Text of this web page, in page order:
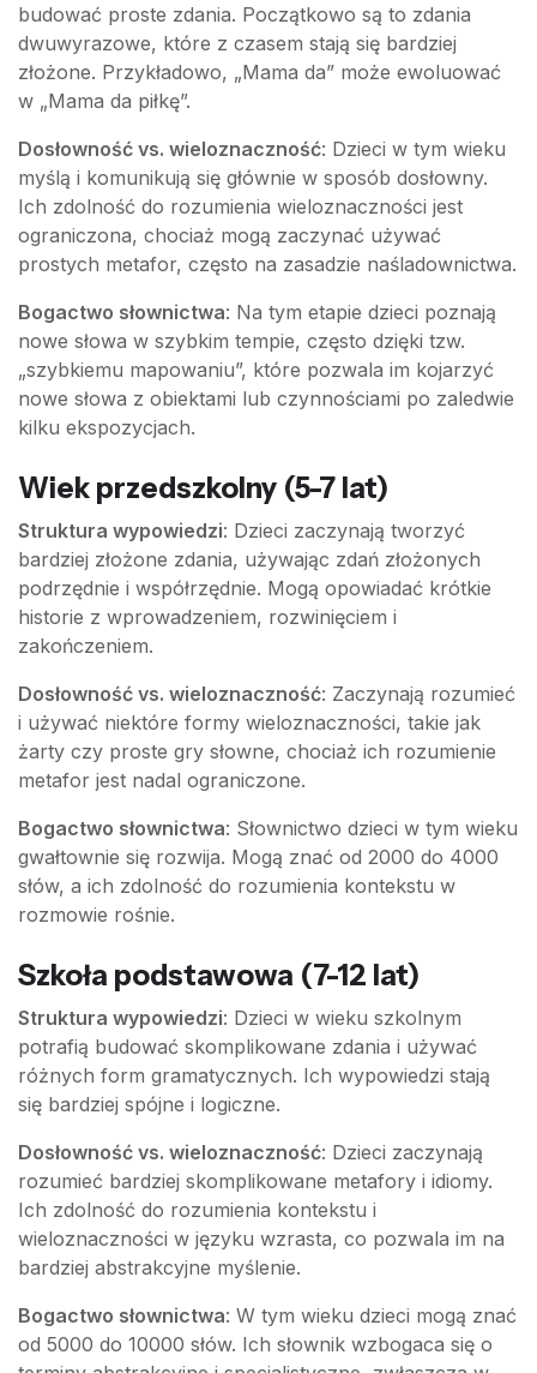
budować proste zdania. Początkowo są to zdania
dwuwyrazowe, które z czasem stają się bardziej
złożone. Przykładowo, „Mama da” może ewoluować
w „Mama da piłkę”.
Dosłowność vs. wieloznaczność: Dzieci w tym wieku
myślą i komunikują się głównie w sposób dosłowny.
Ich zdolność do rozumienia wieloznaczności jest
ograniczona, chociaż mogą zaczynać używać
prostych metafor, często na zasadzie naśladownictwa.
Bogactwo słownictwa: Na tym etapie dzieci poznają
nowe słowa w szybkim tempie, często dzięki tzw.
„szybkiemu mapowaniu”, które pozwala im kojarzyć
nowe słowa z obiektami lub czynnościami po zaledwie
kilku ekspozycjach.
Wiek przedszkolny (5-7 lat)
Struktura wypowiedzi: Dzieci zaczynają tworzyć
bardziej złożone zdania, używając zdań złożonych
podrzędnie i współrzędnie. Mogą opowiadać krótkie
historie z wprowadzeniem, rozwinięciem i
zakończeniem.
Dosłowność vs. wieloznaczność: Zaczynają rozumieć
i używać niektóre formy wieloznaczności, takie jak
żarty czy proste gry słowne, chociaż ich rozumienie
metafor jest nadal ograniczone.
Bogactwo słownictwa: Słownictwo dzieci w tym wieku
gwałtownie się rozwija. Mogą znać od 2000 do 4000
słów, a ich zdolność do rozumienia kontekstu w
rozmowie rośnie.
Szkoła podstawowa (7-12 lat)
Struktura wypowiedzi: Dzieci w wieku szkolnym
potrafią budować skomplikowane zdania i używać
różnych form gramatycznych. Ich wypowiedzi stają
się bardziej spójne i logiczne.
Dosłowność vs. wieloznaczność: Dzieci zaczynają
rozumieć bardziej skomplikowane metafory i idiomy.
Ich zdolność do rozumienia kontekstu i
wieloznaczności w języku wzrasta, co pozwala im na
bardziej abstrakcyjne myślenie.
Bogactwo słownictwa: W tym wieku dzieci mogą znać
od 5000 do 10000 słów. Ich słownik wzbogaca się o